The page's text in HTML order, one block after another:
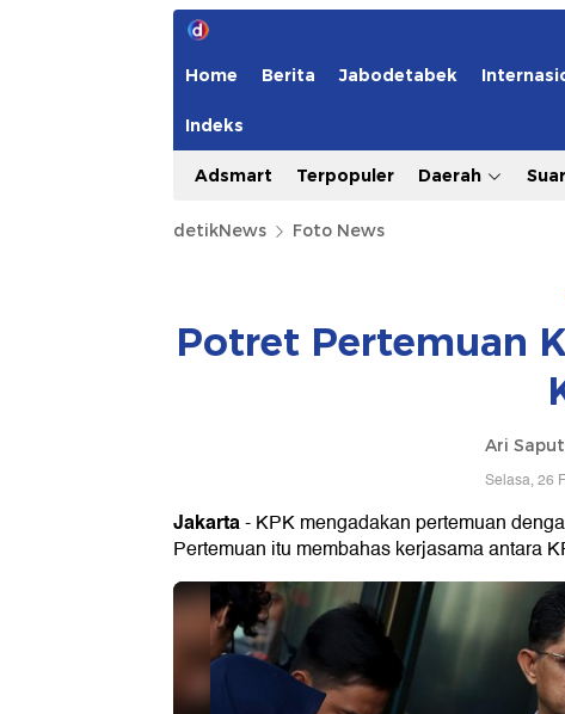
Home Berita Jabodetabek
Indeks
Adsmart Terpopuler Daerah
detikNews Foto News
Potret Pertemuan
Ari
Selasa, 26
Jakarta- KPK mengadakan pertemuan
Pertemuan itu membahas kerjasama antara